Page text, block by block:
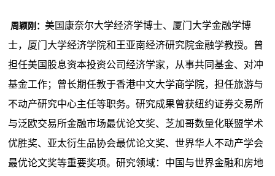
周颖刚： 美国康奈尔大学经济学博士、厦门大学金融学博
士，厦门大学经济学院和王亚南经济研究院金融学教授。曾
担任美国股息资本投资公司经济学家，从事共同基金、对冲
基金工作；曾长期任教于香港中文大学商学院，担任旅游与
不动产研究中心主任等职务。研究成果曾获纽约证券交易所
与泛欧交易所金融市场最优论文奖、芝加哥数量化联盟学术
优胜奖、亚太衍生品协会最优论文奖、世界华人不动产学会
最优论文奖等重要奖项。研究领域：中国与世界金融和房地